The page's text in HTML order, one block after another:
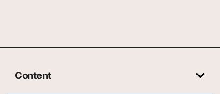
Content